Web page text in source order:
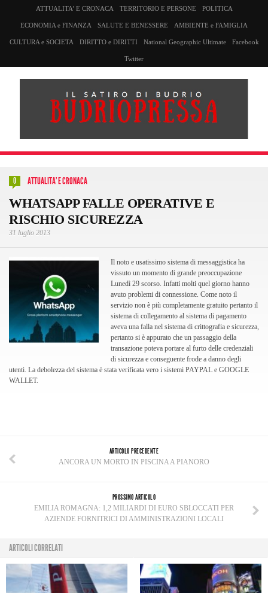
ATTUALITA’ E CRONACA TERRITORIO E PERSONE POLITICA
ECONOMIA e FINANZA SALUTE E BENESSERE AMBIENTE e FAMIGLIA
CULTURA e SOCIETA DIRITTO e DIRITTI National Geographic Ultimate Facebook
Twitter
0 ATTUALITA' E CRONACA
WHATSAPP FALLE OPERATIVE E
RISCHIO SICUREZZA
31 luglio 2013
Il noto e usatissimo sistema di messaggistica ha
vissuto un momento di grande preoccupazione
Lunedì 29 scorso. Infatti molti quel giorno hanno
avuto problemi di connessione. Come noto il
servizio non è più completamente gratuito pertanto il
sistema di collegamento al sistema di pagamento
aveva una falla nel sistema di crittografia e sicurezza,
pertanto si è appurato che un passaggio della
transazione poteva portare al furto delle credenziali
di sicurezza e conseguente frode a danno degli
utenti. La debolezza del sistema è stata verificata vero i sistemi PAYPAL e GOOGLE
WALLET.
ARTICOLO PRECEDENTE
ANCORA UN MORTO IN PISCINA A PIANORO
PROSSIMO ARTICOLO
EMILIA ROMAGNA: 1,2 MILIARDI DI EURO SBLOCCATI PER
AZIENDE FORNITRICI DI AMMINISTRAZIONI LOCALI
ARTICOLI CORRELATI